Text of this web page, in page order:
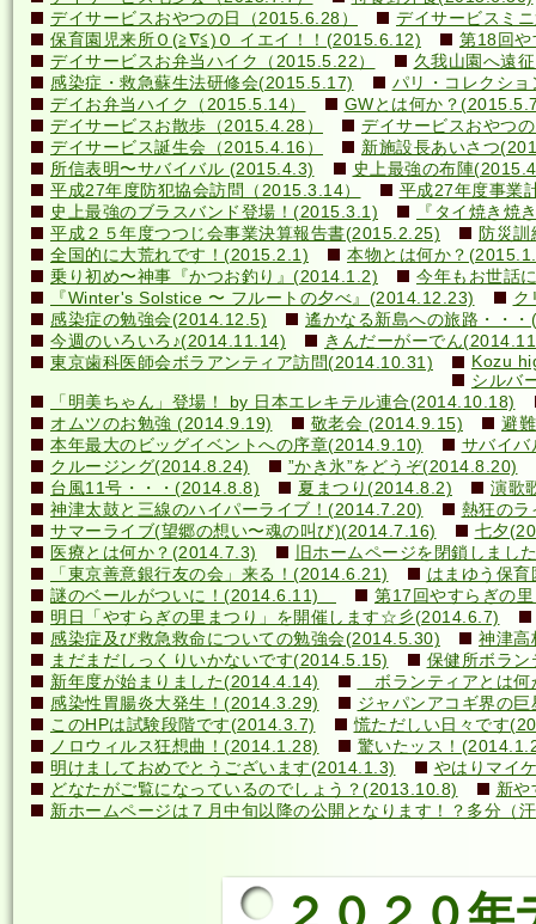
デイサービスおやつの日（2015.6.28）
デイサービスミ
保育園児来所Ｏ(≧∇≦)Ｏ イエイ！！(2015.6.12)
第18回
デイサービスお弁当ハイク（2015.5.22）
久我山園へ遠
感染症・救急蘇生法研修会(2015.5.17)
パリ・コレクシ
デイお弁当ハイク（2015.5.14）
GWとは何か？
デイサービスお散歩（2015.4.28）
デイサービスおやつ
デイサービス誕生会（2015.4.16）
新施設長あいさつ
所信表明〜サバイバル (2015.4.3)
史上最強の布陣
平成27年度防犯協会訪問（2015.3.14）
平成27年度事業
史上最強のブラスバンド登場！(2015.3.1)
『タイ焼き焼
平成２５年度つつじ会事業決算報告書(2015.2.25)
防災
全国的に大荒れです！(2015.2.1)
本物とは何か？
乗り初め〜神事『かつお釣り』(2014.1.2)
今年もお世話
『Winter's Solstice 〜 フルートの夕べ』(2014.12.23)
ク
感染症の勉強会(2014.12.5)
遙かなる新島への旅路・・
今週のいろいろ♪(2014.11.14)
きんだーがーでん
東京歯科医師会ボラアンティア訪問(2014.10.31)
Kozu
シルバ
「明美ちゃん」登場！ by 日本エレキテル連合(2014.10.18)
オムツのお勉強 (2014.9.19)
敬老会 (2014.9.15)
避
本年最大のビッグイベントへの序章(2014.9.10)
サバイ
クルージング(2014.8.24)
”かき氷”をどうぞ(2014.8.20)
台風11号・・・(2014.8.8)
夏まつり(2014.8.2)
演歌
神津太鼓と三線のハイパーライブ！(2014.7.20)
熱狂の
サマーライブ(望郷の想い〜魂の叫び)(2014.7.16)
七夕
医療とは何か？(2014.7.3)
旧ホームページを閉鎖しまし
「東京善意銀行友の会」来る！(2014.6.21)
はまゆう保
謎のベールがついに！(2014.6.11)
第17回やすらぎの
明日「やすらぎの里まつり」を開催します☆彡(2014.6.7)
感染症及び救急救命についての勉強会(2014.5.30)
神津高
まだまだしっくりいかないです(2014.5.15)
保健所ボラ
新年度が始まりました(2014.4.14)
ボランティアとは
感染性胃腸炎大発生！(2014.3.29)
ジャパンアコギ界の
このHPは試験段階です(2014.3.7)
慌ただしい日々です
ノロウィルス狂想曲！(2014.1.28)
驚いたッス！
明けましておめでとうございます(2014.1.3)
やはりマイ
どなたがご覧になっているのでしょう？(2013.10.8)
新や
新ホームページは７月中旬以降の公開となります！？多分
２０２０